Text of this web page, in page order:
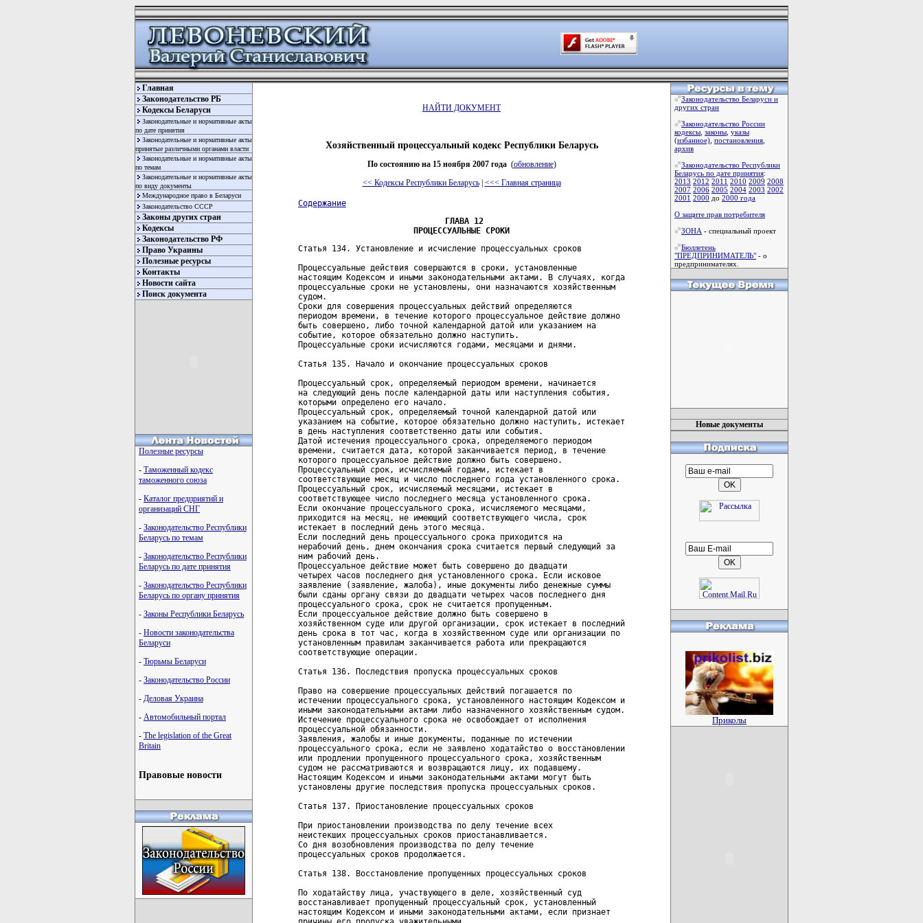
Главная
Законодательство РБ
Кодексы Беларуси
Законодательные и нормативные акты
по дате принятия
Законодательные и нормативные акты
принятые различными органами власти
Законодательные и нормативные акты
по темам
Законодательные и нормативные акты
по виду документы
Международное право в Беларуси
Законодательство СССР
Законы других стран
Кодексы
Законодательство РФ
Право Украины
Полезные ресурсы
Контакты
Новости сайта
Поиск документа
Полезные ресурсы
- Таможенный кодекс
таможенного союза
- Каталог предприятий и
организаций СНГ
- Законодательство Республики
Беларусь по темам
- Законодательство Республики
Беларусь по дате принятия
- Законодательство Республики
Беларусь по органу принятия
- Законы Республики Беларусь
- Новости законодательства
Беларуси
- Тюрьмы Беларуси
- Законодательство России
- Деловая Украина
- Автомобильный портал
- The legislation of the Great
Britain
Правовые новости
НАЙТИ ДОКУМЕНТ
Хозяйственный процессуальный кодекс Республики Беларусь
По состоянию на 15 ноября 2007года(обновление)
<< Кодексы Республики Беларусь| <<< Главная страница
Содержание
ГЛАВА 12
ПРОЦЕССУАЛЬНЫЕ СРОКИ
Статья 134. Установление и исчисление процессуальных сроков
Процессуальные действия совершаются в сроки, установленные
настоящим Кодексом и иными законодательными актами. В случаях, когда
процессуальные сроки не установлены, они назначаются хозяйственным
судом.
Сроки для совершения процессуальных действий определяются
периодом времени, в течение которого процессуальное действие должно
быть совершено, либо точной календарной датой или указанием на
событие, которое обязательно должно наступить.
Процессуальные сроки исчисляются годами, месяцами и днями.
Статья 135. Начало и окончание процессуальных сроков
Процессуальный срок, определяемый периодом времени, начинается
на следующий день после календарной даты или наступления события,
которыми определено его начало.
Процессуальный срок, определяемый точной календарной датой или
указанием на событие, которое обязательно должно наступить, истекает
в день наступления соответственно даты или события.
Датой истечения процессуального срока, определяемого периодом
времени, считается дата, которой заканчивается период, в течение
которого процессуальное действие должно быть совершено.
Процессуальный срок, исчисляемый годами, истекает в
соответствующие месяц и число последнего года установленного срока.
Процессуальный срок, исчисляемый месяцами, истекает в
соответствующее число последнего месяца установленного срока.
Если окончание процессуального срока, исчисляемого месяцами,
приходится на месяц, не имеющий соответствующего числа, срок
истекает в последний день этого месяца.
Если последний день процессуального срока приходится на
нерабочий день, днем окончания срока считается первый следующий за
ним рабочий день.
Процессуальное действие может быть совершено до двадцати
четырех часов последнего дня установленного срока. Если исковое
заявление (заявление, жалоба), иные документы либо денежные суммы
были сданы органу связи до двадцати четырех часов последнего дня
процессуального срока, срок не считается пропущенным.
Если процессуальное действие должно быть совершено в
хозяйственном суде или другой организации, срок истекает в последний
день срока в тот час, когда в хозяйственном суде или организации по
установленным правилам заканчивается работа или прекращаются
соответствующие операции.
Статья 136. Последствия пропуска процессуальных сроков
Право на совершение процессуальных действий погашается по
истечении процессуального срока, установленного настоящим Кодексом и
иными законодательными актами либо назначенного хозяйственным судом.
Истечение процессуального срока не освобождает от исполнения
процессуальной обязанности.
Заявления, жалобы и иные документы, поданные по истечении
процессуального срока, если не заявлено ходатайство о восстановлении
или продлении пропущенного процессуального срока, хозяйственным
судом не рассматриваются и возвращаются лицу, их подавшему.
Настоящим Кодексом и иными законодательными актами могут быть
установлены другие последствия пропуска процессуальных сроков.
Статья 137. Приостановление процессуальных сроков
При приостановлении производства по делу течение всех
неистекших процессуальных сроков приостанавливается.
Со дня возобновления производства по делу течение
процессуальных сроков продолжается.
Статья 138. Восстановление пропущенных процессуальных сроков
По ходатайству лица, участвующего в деле, хозяйственный суд
восстанавливает пропущенный процессуальный срок, установленный
настоящим Кодексом и иными законодательными актами, если признает
Законодательство Беларуси и
других стран
Законодательство России
кодексы законы указы
(избанное) постановления
архив
Законодательство Республики
Беларусь по дате принятия:
2013 2012 2011 2010 2009 2008
2007 2006 2005 2004 2003 2002
2001 2000 до 2000 года
О защите прав потребителя
ЗОНА - специальный проект
Бюллетень
"ПРЕДПРИНИМАТЕЛЬ" - о
предпринимателях.
Новые документы
Приколы